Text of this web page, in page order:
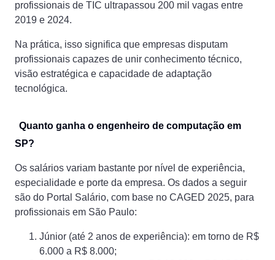
profissionais de TIC ultrapassou 200 mil vagas entre
2019 e 2024.
Na prática, isso significa que empresas disputam
profissionais capazes de unir conhecimento técnico,
visão estratégica e capacidade de adaptação
tecnológica.
Quanto ganha o engenheiro de computação em
SP?
Os salários variam bastante por nível de experiência,
especialidade e porte da empresa. Os dados a seguir
são do Portal Salário, com base no CAGED 2025, para
profissionais em São Paulo:
Júnior (até 2 anos de experiência): em torno de R$
6.000 a R$ 8.000;